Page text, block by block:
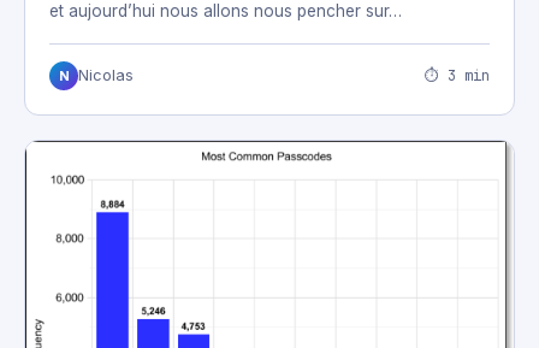
et aujourd’hui nous allons nous pencher sur…
N Nicolas ⏱ 3 min